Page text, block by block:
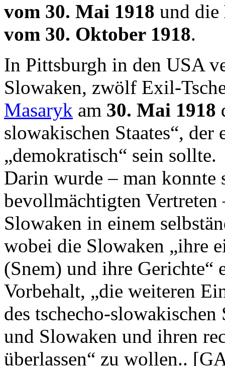
vom 30. Mai 1918 und die
vom 30. Oktober 1918.
In Pittsburgh in den USA
Slowaken, zwölf Exil-
Masaryk am 30. Mai 1918
slowakischen Staates“,
„demokratisch“ sein sollte.
Darin wurde – man konnte
bevollmächtigten Vertreten
Slowaken in einem
wobei die Slowaken „ihre
(Snem) und ihre Gerichte“
Vorbehalt, „die weiteren
des tschecho-
und Slowaken und ihren
überlassen“ zu wollen..